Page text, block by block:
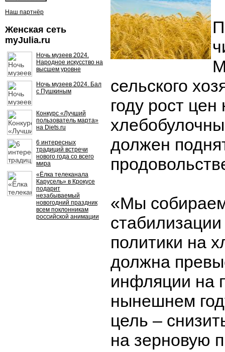
Наш партнёр
Женская сеть
myJulia.ru
Ночь музеев 2024.
Народное искусство на
высшем уровне
Ночь музеев 2024. Бал
с Пушкиным
Конкурс «Лучший
пользователь марта»
на Diets.ru
6 интересных
традиций встречи
нового года со всего
мира
«Ёлка телеканала
Карусель» в Крокусе
подарит
незабываемый
новогодний праздник
всем поклонникам
российской анимации
сельского
году рост цен
должен
«Мы
политики на
должна
инфляции на
нынешнем
цель –
на зерновую